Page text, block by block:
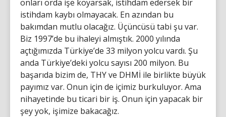
onları orda işe koyarsak, istihdam edersek bir
istihdam kaybı olmayacak. En azından bu
bakımdan mutlu olacağız. Üçüncüsü tabi şu var.
Biz 1997’de bu ihaleyi almıştık. 2000 yılında
açtığımızda Türkiye’de 33 milyon yolcu vardı. Şu
anda Türkiye’deki yolcu sayısı 200 milyon. Bu
başarıda bizim de, THY ve DHMİ ile birlikte büyük
payımız var. Onun için de içimiz burkuluyor. Ama
nihayetinde bu ticari bir iş. Onun için yapacak bir
şey yok, işimize bakacağız.